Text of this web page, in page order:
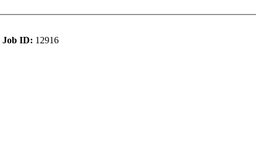
Job ID: 12916